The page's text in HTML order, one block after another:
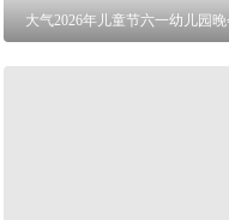
大气2026年儿童节六一幼儿园